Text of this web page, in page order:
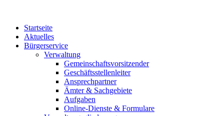
Startseite
Aktuelles
Bürgerservice
Verwaltung
Gemeinschaftsvorsitzender
Geschäftsstellenleiter
Ansprechpartner
Ämter & Sachgebiete
Aufgaben
Online-Dienste & Formulare